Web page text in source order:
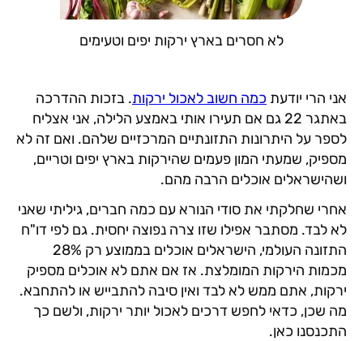
לא חסרים בארץ ירקות יפים וטעימים
אני הרי יודעת כמה חשוב לאכול ירקות. בזכות ההדרכה
באתגר 22 גם אם תעירו אותי באמצע הלילה, אני אצליח
לספר על היתרונות התזונתיים המרכזיים שלהם. ואם זה לא
מספיק, שמעתי המון פעמים שהירקות בארץ יפים וטריים,
ושהישראלים אוכלים הרבה מהם.
אחרי שחלקתי את סודי הנורא עם כמה חברים, גיליתי שאני
לא לבד. מסתבר אפילו שזו צרה נפוצה יחסית. גם לפי דו"ח
התזונה העולמי, הישראלים אוכלים בממוצע רק 28%
מכמות הירקות המומלצת. אז אם אתם לא אוכלים מספיק
ירקות, אתם ממש לא לבד ואין סיבה להתבייש או להתחבא.
מה שכן, כדאי לחפש דרכים לאכול יותר ירקות, ולשם כך
התכנסנו כאן.